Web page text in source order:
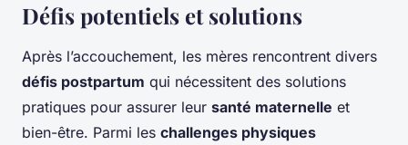
Défis potentiels et solutions
Après l’accouchement, les mères rencontrent divers
défis postpartum qui nécessitent des solutions
pratiques pour assurer leur santé maternelle et
bien-être. Parmi les challenges physiques